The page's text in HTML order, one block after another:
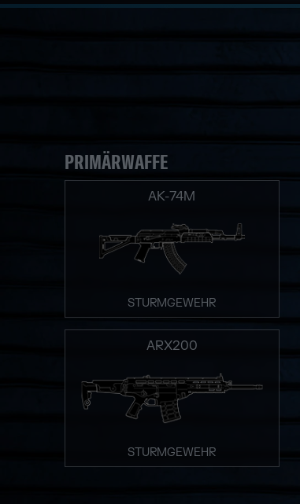
PRIMÄRWAFFE
AK-74M
STURMGEWEHR
ARX200
STURMGEWEHR